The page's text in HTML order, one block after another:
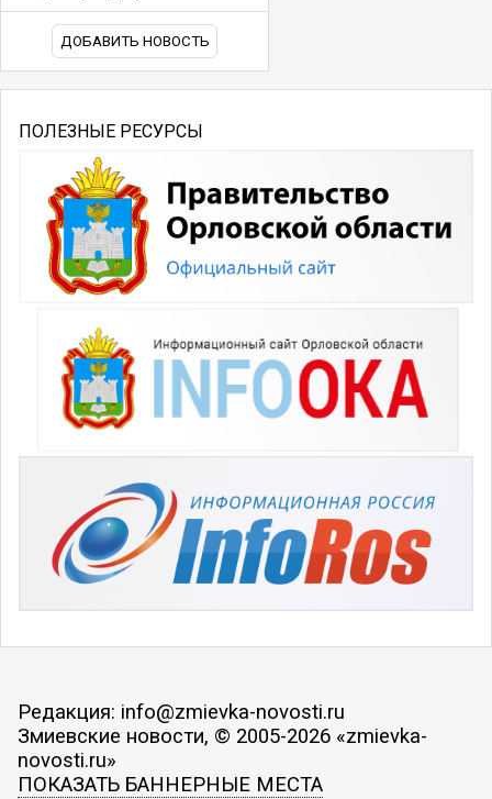
ДОБАВИТЬ НОВОСТЬ
ПОЛЕЗНЫЕ РЕСУРСЫ
Редакция: info@zmievka-novosti.ru
Змиевские новости, © 2005-2026 «zmievka-
novosti.ru»
ПОКАЗАТЬ БАННЕРНЫЕ МЕСТА